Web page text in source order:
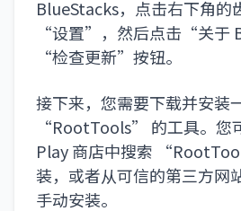
BlueStacks，点击右下角的
“设置”，然后点击“关于
“检查更新”按钮。
接下来，您需要下载并安装
“RootTools” 的工具。您
Play 商店中搜索
装，或者从可信的第三方网
手动安装。